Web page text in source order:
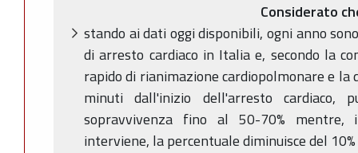
Considerato
stando ai dati oggi disponibili, ogni anno
di arresto cardiaco in Italia e, secondo la
rapido di rianimazione cardiopolmonare e
minuti dall'inizio dell'arresto cardiaco,
sopravvivenza fino al 50-70% mentre,
interviene, la percentuale diminuisce del